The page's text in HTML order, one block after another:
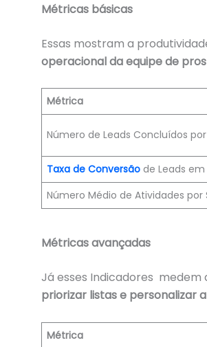
Métricas básicas
Essas mostram a
operacional da equipe de
Métrica
Número de Leads Concluídos por
Taxa de Conversão de Leads
Número Médio de Atividades por
Métricas avançadas
Já esses Indicadores medem
priorizar listas e personalizar a
Métrica